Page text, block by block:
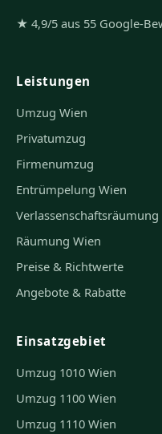
★ 4,9/5 aus 55 Google-
Leistungen
Umzug Wien
Privatumzug
Firmenumzug
Entrümpelung Wien
Verlassenschaftsräumung
Räumung Wien
Preise & Richtwerte
Angebote & Rabatte
Einsatzgebiet
Umzug 1010 Wien
Umzug 1100 Wien
Umzug 1110 Wien